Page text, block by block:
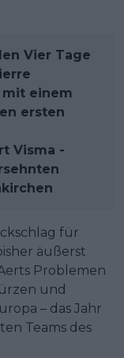
Vier Tage
mit einem
ersten
Visma -
für
äußerst
Problemen
und
– das Jahr
Teams des